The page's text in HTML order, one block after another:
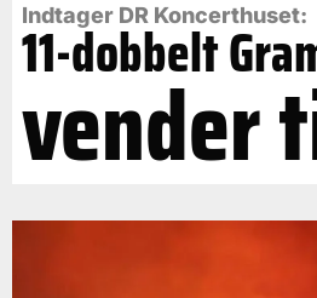
Indtager DR Koncerthuset:
11-dobbelt
vender